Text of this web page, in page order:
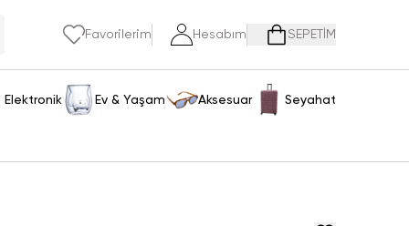
Favorilerim Hesabım SEPETİM
Elektronik Ev & Yaşam Aksesuar Seyahat